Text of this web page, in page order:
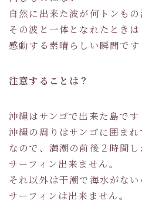
自然に出来た波が何トンも
その波と一体となれたときは
感動する素晴らしい瞬間です
注意することは？
沖縄はサンゴで出来た島です
沖縄の周りはサンゴに囲まれ
なので、満潮の前後２時間し
サーフィン出来ません。
それ以外は干潮で海水がない
サーフィンは出来ません。